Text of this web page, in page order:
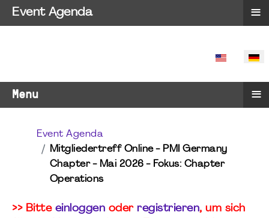
SPRACHE
Menu ≡
Event Agenda
Mitgliedertreff Online - PMI Germany
Chapter - Mai 2026 - Fokus: Chapter
Operations
>> Bitte einloggen oder registrieren, um sich
Event Agenda ≡